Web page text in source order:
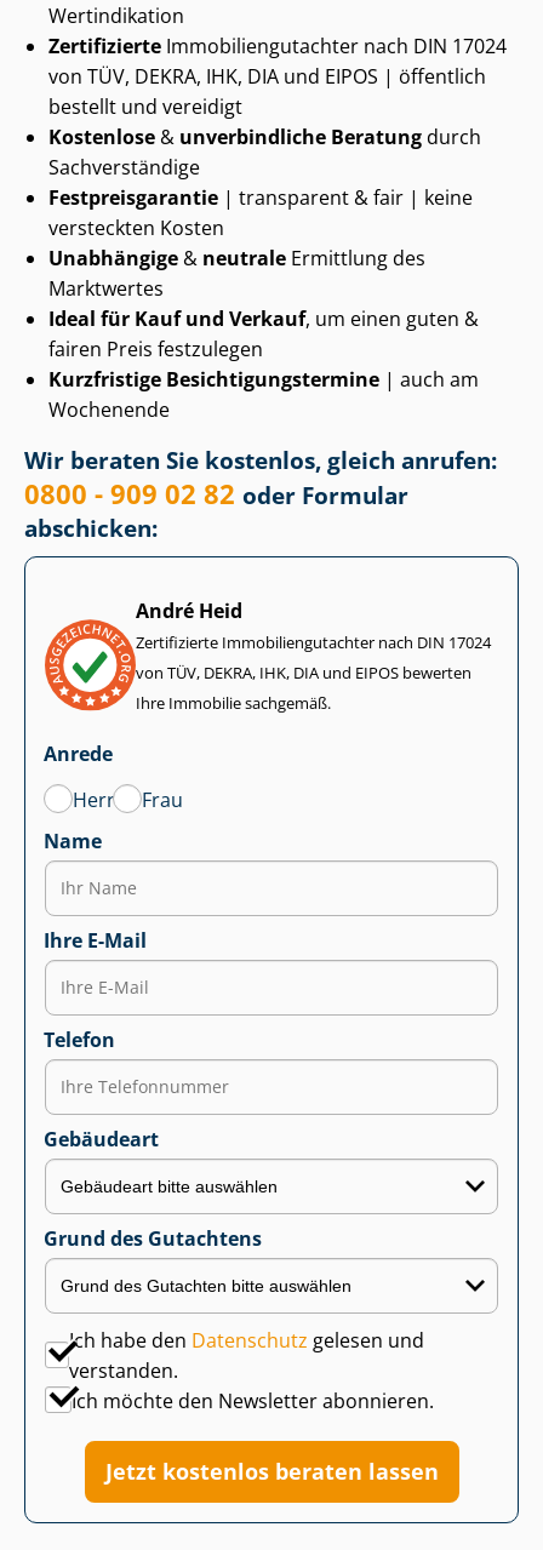
Wertindikation
Zertifizierte Im­mo­bi­li­en­gut­ach­ter nach DIN 17024
von TÜV, DEKRA, IHK, DIA und EIPOS | öffentlich
bestellt und vereidigt
Kostenlose & unverbindliche Beratungdurch
Sachverständige
Fest­preis­ga­ran­tie | transparent & fair | keine
versteckten Kosten
Unabhängige & neutrale Ermittlung des
Marktwertes
Ideal für Kauf und Verkauf, um einen guten &
fairen Preis festzulegen
Kurzfristige Be­sich­ti­gungs­ter­mi­ne | auch am
Wochenende
Wir beraten Sie kostenlos, gleich anrufen:
0800 - 909 02 82 oder Formular
abschicken:
André Heid
Zertifizierte Im­mo­bi­li­en­gut­ach­ter nach DIN 17024
von TÜV, DEKRA, IHK, DIA und EIPOS bewerten
Ihre Immobilie sachgemäß.
Anrede
Herr
Frau
Name
Ihre E-Mail
Telefon
Gebäudeart
Grund des Gutachtens
Ich habe den Datenschutz gelesen und
verstanden.
Ich möchte den Newsletter abonnieren.
Jetzt kostenlos beraten lassen